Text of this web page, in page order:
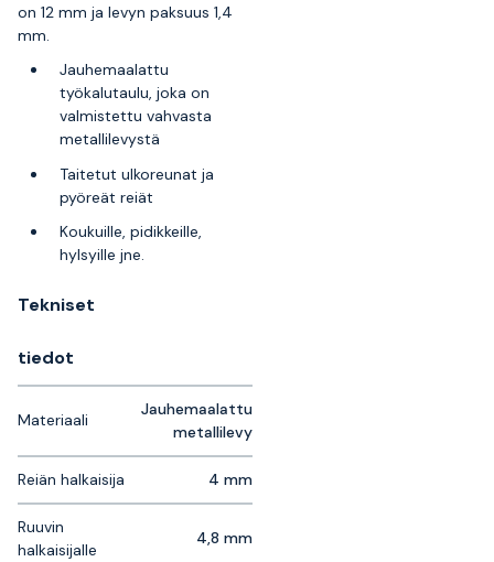
on 12 mm ja levyn paksuus 1,4
mm.
Jauhemaalattu
työkalutaulu, joka on
valmistettu vahvasta
metallilevystä
Taitetut ulkoreunat ja
pyöreät reiät
Koukuille, pidikkeille,
hylsyille jne.
Tekniset
tiedot
Materiaali
Jauhemaalattu
metallilevy
Reiän halkaisija 4 mm
Ruuvin
halkaisijalle
4,8 mm